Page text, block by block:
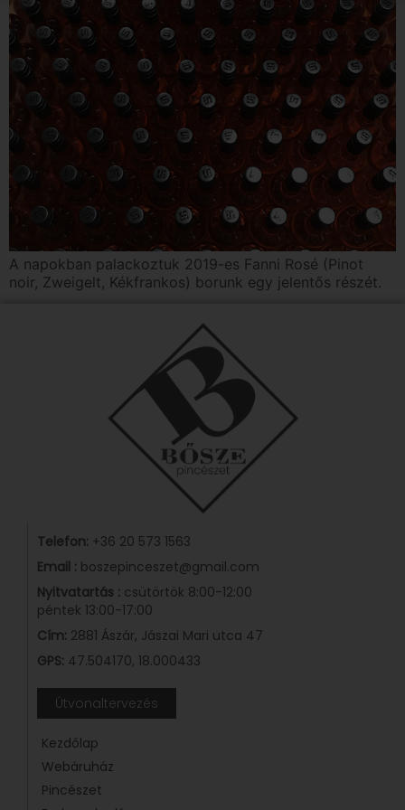
A napokban palackoztuk 2019-es Fanni Rosé (Pinot
noir, Zweigelt, Kékfrankos) borunk egy jelentős részét.
Telefon: +36 20 573 1563
Email : boszepinceszet@gmail.com
Nyitvatartás : csütörtök 8:00-12:00
péntek 13:00-17:00
Cím: 2881 Ászár, Jászai Mari utca 47
GPS: 47.504170, 18.000433
Útvonaltervezés
Kezdőlap
Webáruház
Pincészet